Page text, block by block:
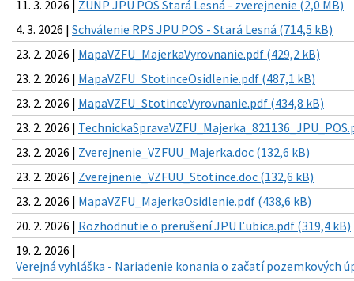
11. 3. 2026 | ZUNP JPU POS Stará Lesná - zverejnenie (2,0 MB)
4. 3. 2026 | Schválenie RPS JPU POS - Stará Lesná (714,5 kB)
23. 2. 2026 | MapaVZFU_MajerkaVyrovnanie.pdf (429,2 kB)
23. 2. 2026 | MapaVZFU_StotinceOsidlenie.pdf (487,1 kB)
23. 2. 2026 | MapaVZFU_StotinceVyrovnanie.pdf (434,8 kB)
23. 2. 2026 |
23. 2. 2026 | Zverejnenie_VZFUU_Majerka.doc (132,6 kB)
23. 2. 2026 | Zverejnenie_VZFUU_Stotince.doc (132,6 kB)
23. 2. 2026 | MapaVZFU_MajerkaOsidlenie.pdf (438,6 kB)
20. 2. 2026 | Rozhodnutie o prerušení JPU Ľubica.pdf (319,4 kB)
19. 2. 2026 |
Verejná vyhláška - Nariadenie konania o začatí pozemkových